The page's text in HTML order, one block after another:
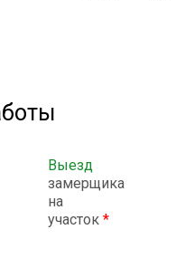
Выезд
замерщика
на
участок *